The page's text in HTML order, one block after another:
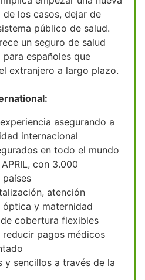
los casos, dejar de
público de salud.
un seguro de salud
españoles que
extranjero a largo plazo.
asegurando a
internacional
en todo el mundo
con 3.000
atención
y maternidad
cobertura flexibles
reducir pagos médicos
y sencillos a través de la